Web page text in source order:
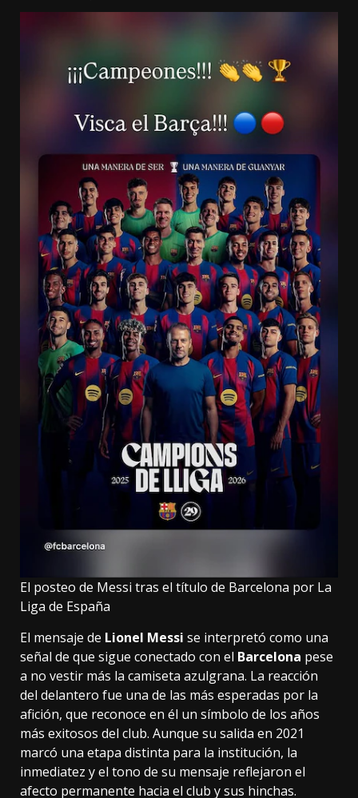
El posteo de Messi tras el título de Barcelona por La
Liga de España
El mensaje de Lionel Messi se interpretó como una
señal de que sigue conectado con el Barcelona pese
a no vestir más la camiseta azulgrana. La reacción
del delantero fue una de las más esperadas por la
afición, que reconoce en él un símbolo de los años
más exitosos del club. Aunque su salida en 2021
marcó una etapa distinta para la institución, la
inmediatez y el tono de su mensaje reflejaron el
afecto permanente hacia el club y sus hinchas.